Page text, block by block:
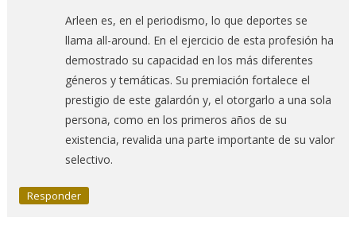
Arleen es, en el periodismo, lo que deportes se
llama all-around. En el ejercicio de esta profesión ha
demostrado su capacidad en los más diferentes
géneros y temáticas. Su premiación fortalece el
prestigio de este galardón y, el otorgarlo a una sola
persona, como en los primeros años de su
existencia, revalida una parte importante de su valor
selectivo.
Responder